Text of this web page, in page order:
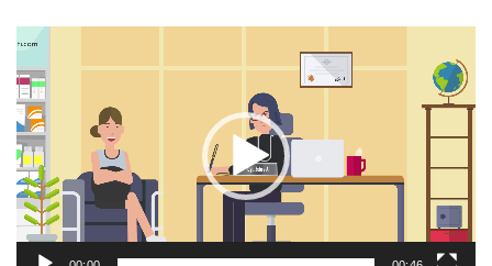
Video
oynatıcı